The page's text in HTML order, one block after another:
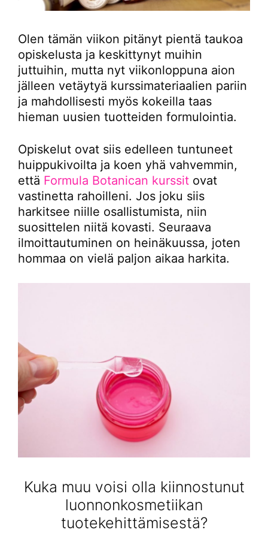
Olen tämän viikon pitänyt pientä taukoa
opiskelusta ja keskittynyt muihin
juttuihin, mutta nyt viikonloppuna aion
jälleen vetäytyä kurssimateriaalien pariin
ja mahdollisesti myös kokeilla taas
hieman uusien tuotteiden formulointia.
Opiskelut ovat siis edelleen tuntuneet
huippukivoilta ja koen yhä vahvemmin,
että Formula Botanican kurssit ovat
vastinetta rahoilleni. Jos joku siis
harkitsee niille osallistumista, niin
suosittelen niitä kovasti. Seuraava
ilmoittautuminen on heinäkuussa, joten
hommaa on vielä paljon aikaa harkita.
Kuka muu voisi olla kiinnostunut
luonnonkosmetiikan
tuotekehittämisestä?